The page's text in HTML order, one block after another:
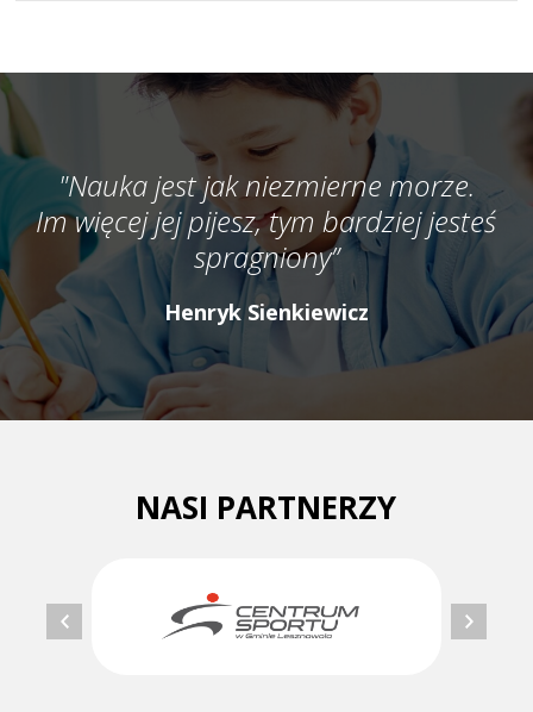
"Nauka jest jak niezmierne morze.
Im więcej jej pijesz, tym bardziej jesteś
spragniony”
Henryk Sienkiewicz
NASI PARTNERZY